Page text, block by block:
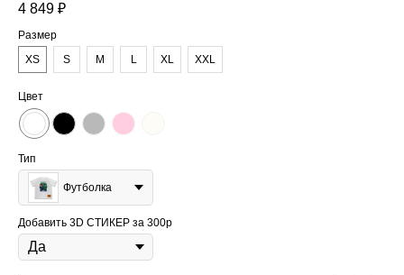
4 849 ₽
Размер
XS
S M L XL XXL
Цвет
Тип
Футболка
Добавить 3D СТИКЕР за 300р